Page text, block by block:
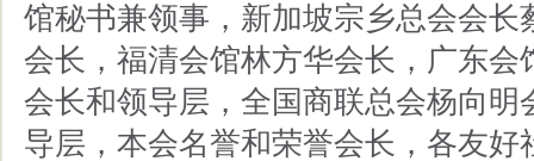
馆秘书兼领事，新加坡宗乡总会会
会长，福清会馆林方华会长，广东
会长和领导层，全国商联总会杨向
导层，本会名誉和荣誉会长，各友